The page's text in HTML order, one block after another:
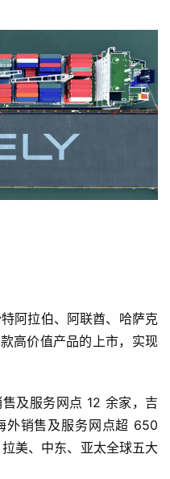
阿拉伯、阿联酋、哈萨克
高价值产品的上市，实现
及服务网点 12 余家，吉
外销售及服务网点超 650
美、中东、亚太全球五大